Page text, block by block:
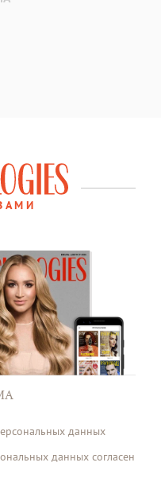
данных
данных согласен